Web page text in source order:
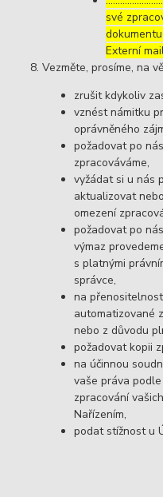
své
Externí
Vezměte, prosíme, na
zrušit kdykoliv
vznést námitku
oprávněného
požadovat po
zpracováváme,
vyžádat si u nás
aktualizovat
omezení
požadovat po
výmaz
s platnými
správce,
na
automatizované
nebo z důvodu
požadovat kopii
na účinnou
vaše práva
zpracování
Nařízením,
podat stížnost u